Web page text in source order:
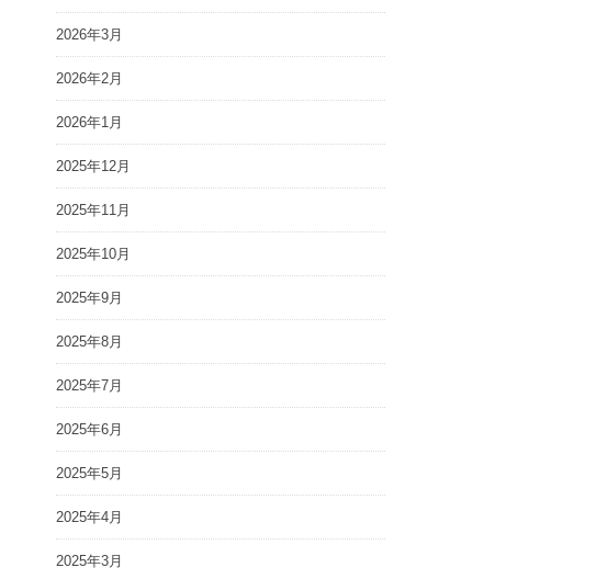
2026年3月
2026年2月
2026年1月
2025年12月
2025年11月
2025年10月
2025年9月
2025年8月
2025年7月
2025年6月
2025年5月
2025年4月
2025年3月